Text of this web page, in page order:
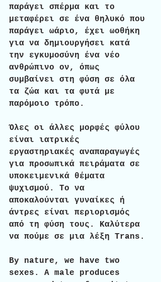
παράγει σπέρμα και το
μεταφέρει σε ένα θηλυκό που
παράγει ωάριο, έχει ωοθήκη
για να δημιουργήσει κατά
την εγκυμοσύνη ένα νέο
ανθρώπινο ον, όπως
συμβαίνει στη φύση σε όλα
τα ζώα και τα φυτά με
παρόμοιο τρόπο.
Όλες οι άλλες μορφές φύλου
είναι ιατρικές
εργαστηριακές αναπαραγωγές
για προσωπικά πειράματα σε
υποκειμενικά θέματα
ψυχισμού. Το να
αποκαλούνται γυναίκες ή
άντρες είναι περιορισμός
από τη φύση τους. Καλύτερα
να πούμε σε μια λέξη Trans.
By nature, we have two
sexes. A male produces